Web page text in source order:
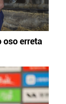
oso erreta